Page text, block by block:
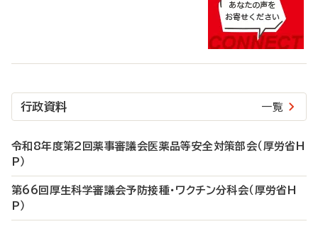
行政資料 一覧
令和8年度第2回薬事審議会医薬品等安全対策部会（厚労省H
P）
第66回厚生科学審議会予防接種・ワクチン分科会（厚労省H
P）